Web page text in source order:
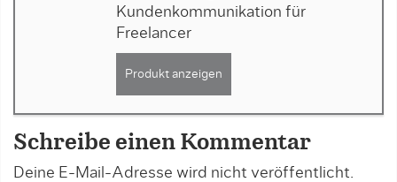
Kundenkommunikation für
Freelancer
Produkt anzeigen
Schreibe einen Kommentar
Deine E-Mail-Adresse wird nicht veröffentlicht.